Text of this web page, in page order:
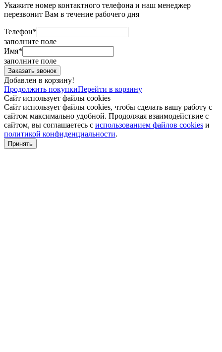
Укажите номер контактного телефона и наш менеджер
перезвонит Вам в течение рабочего дня
Телефон*
заполните поле
Имя*
заполните поле
Добавлен в корзину!
Продолжить покупкиПерейти в корзину
Сайт использует файлы cookies
Сайт использует файлы cookies, чтобы сделать вашу работу с
сайтом максимально удобной. Продолжая взаимодействие с
сайтом, вы соглашаетесь с использованием файлов cookies и
политикой конфиденциальности.
Принять